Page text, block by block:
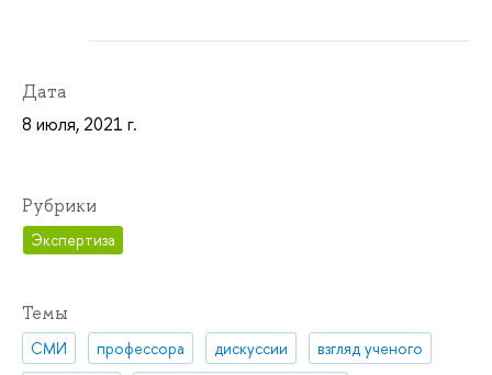
Дата
8 июля, 2021 г.
Рубрики
Экспертиза
Темы
СМИ профессора дискуссии
взгляд ученого